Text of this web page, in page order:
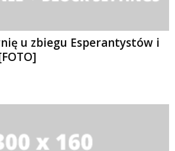
u zbiegu Esperantystów i